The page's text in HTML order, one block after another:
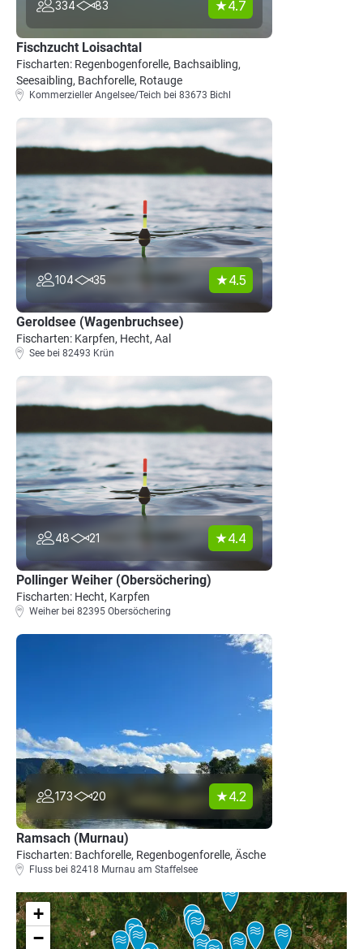
334 83 4.7
Fischzucht Loisachtal
Fischarten: Regenbogenforelle, Bachsaibling,
Seesaibling, Bachforelle, Rotauge
Kommerzieller Angelsee/Teich bei 83673 Bichl
104 35 4.5
Geroldsee (Wagenbruchsee)
Fischarten: Karpfen, Hecht, Aal
See bei 82493 Krün
48 21 4.4
Pollinger Weiher (Obersöchering)
Fischarten: Hecht, Karpfen
Weiher bei 82395 Obersöchering
173 20 4.2
Ramsach (Murnau)
Fischarten: Bachforelle, Regenbogenforelle, Äsche
Fluss bei 82418 Murnau am Staffelsee
+
−